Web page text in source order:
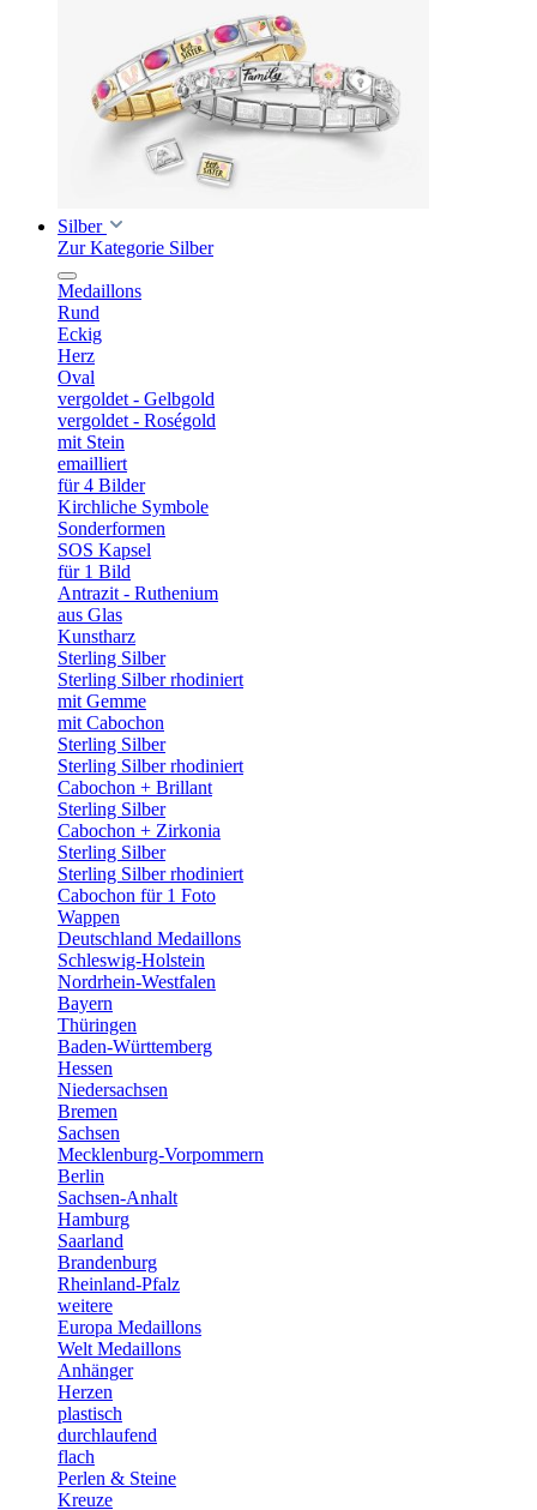
Silber
Zur Kategorie Silber
Medaillons
Rund
Eckig
Herz
Oval
vergoldet - Gelbgold
vergoldet - Roségold
mit Stein
emailliert
für 4 Bilder
Kirchliche Symbole
Sonderformen
SOS Kapsel
für 1 Bild
Antrazit - Ruthenium
aus Glas
Kunstharz
Sterling Silber
Sterling Silber rhodiniert
mit Gemme
mit Cabochon
Sterling Silber
Sterling Silber rhodiniert
Cabochon + Brillant
Sterling Silber
Cabochon + Zirkonia
Sterling Silber
Sterling Silber rhodiniert
Cabochon für 1 Foto
Wappen
Deutschland Medaillons
Schleswig-Holstein
Nordrhein-Westfalen
Bayern
Thüringen
Baden-Württemberg
Hessen
Niedersachsen
Bremen
Sachsen
Mecklenburg-Vorpommern
Berlin
Sachsen-Anhalt
Hamburg
Saarland
Brandenburg
Rheinland-Pfalz
weitere
Europa Medaillons
Welt Medaillons
Anhänger
Herzen
plastisch
durchlaufend
flach
Perlen & Steine
Kreuze